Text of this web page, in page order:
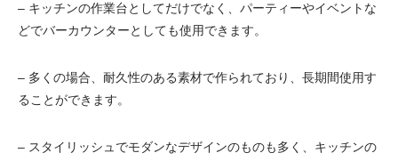
– キッチンの作業台としてだけでなく、パーティーやイベントな
どでバーカウンターとしても使用できます。
– 多くの場合、耐久性のある素材で作られており、長期間使用す
ることができます。
– スタイリッシュでモダンなデザインのものも多く、キッチンの